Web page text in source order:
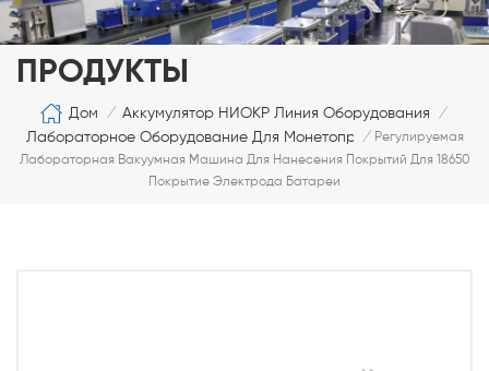
ПРОДУКТЫ
Дом / Аккумулятор НИОКР Линия Оборудования /
Лабораторное Оборудование Для Монетоприемников
/ Регулируемая
Лабораторная Вакуумная Машина Для Нанесения Покрытий Для 18650
Покрытие Электрода Батареи